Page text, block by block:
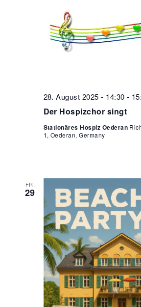
Der Hospizchor singt
28. August 2025 - 14:30 -
Stationäres Hospiz Oederan
1, Oederan, Germany
FR.
29